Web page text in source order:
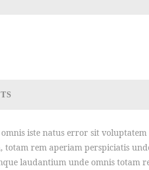
iste natus error sit
totam rem aperiam perspiciatis
laudantium unde omnis totam